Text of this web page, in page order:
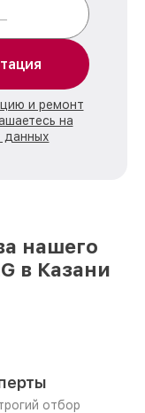
и ремонт
на
данных
нашего
в Казани
отбор